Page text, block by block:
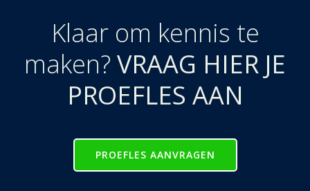
Klaar om kennis te
maken? VRAAG HIER JE
PROEFLES AAN
PROEFLES AANVRAGEN